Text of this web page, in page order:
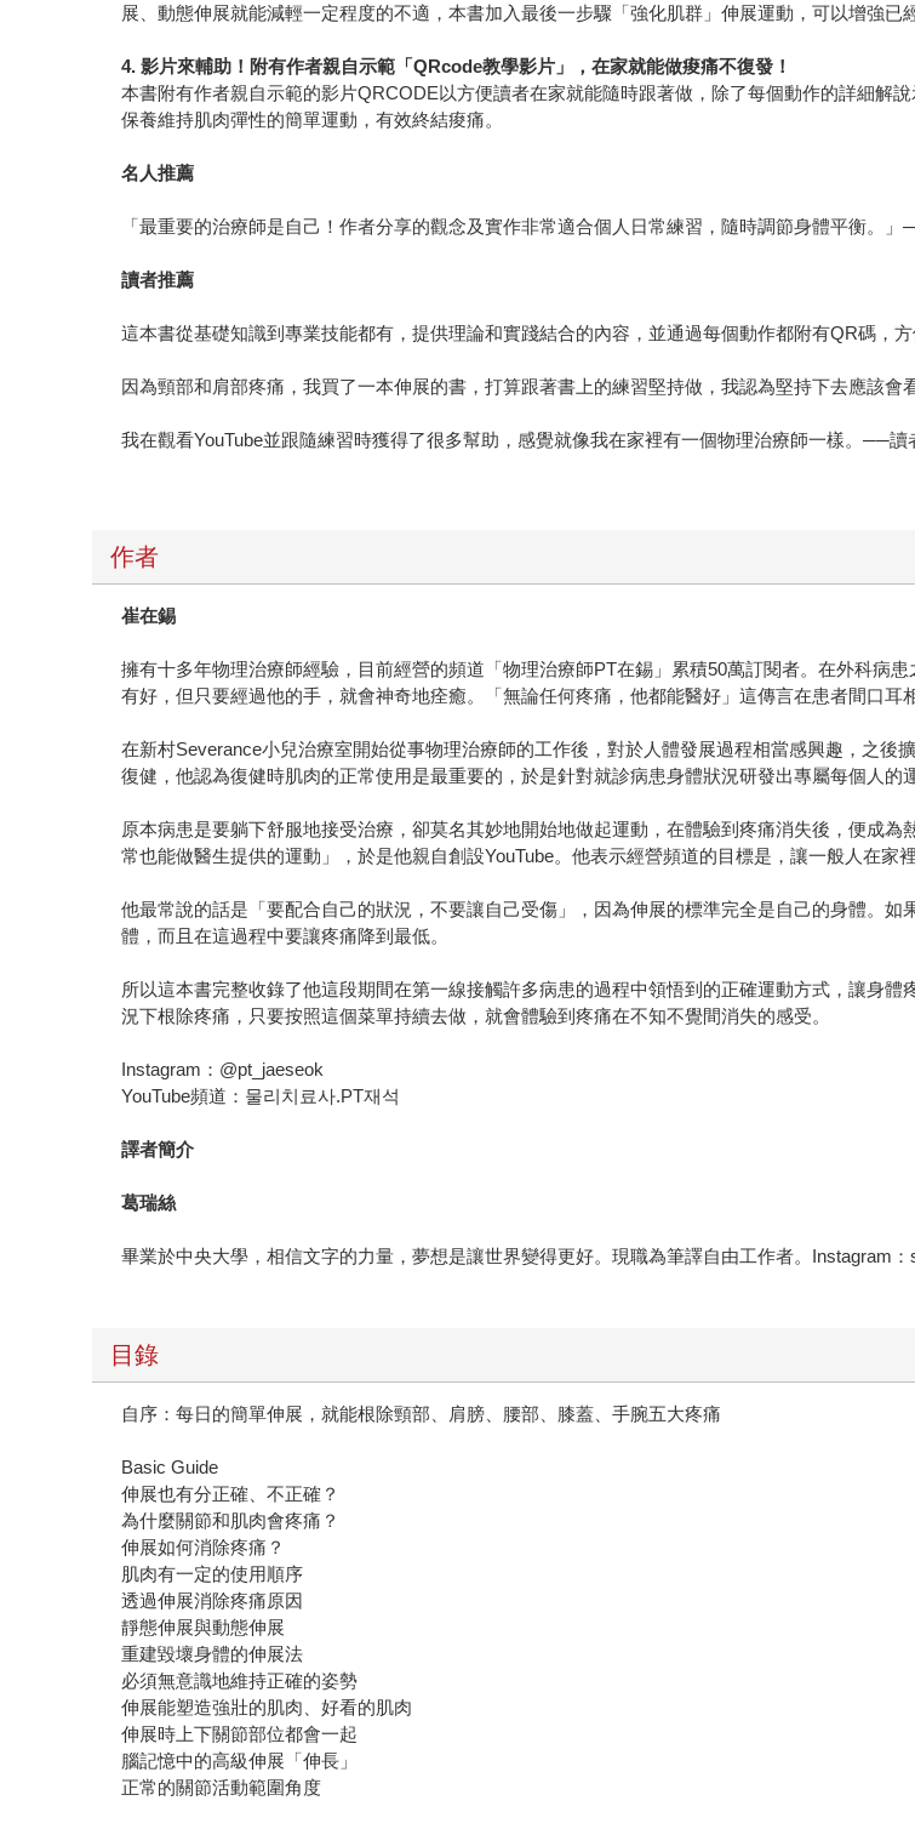
展、動態伸展就能減輕一定程度的不適，本書加入最後一步驟「強化肌群」伸展運動，可以增強已
4.影片來輔助！附有作者親自示範「QRcode教學影片」，在家就能做痠痛不復發！
本書附有作者親自示範的影片QRCODE以方便讀者在家就能隨時跟著做，除了每個動作的詳細解
保養維持肌肉彈性的簡單運動，有效終結痠痛。
名人推薦
「最重要的治療師是自己！作者分享的觀念及實作非常適合個人日常練習，隨時調節身體平衡。
讀者推薦
這本書從基礎知識到專業技能都有，提供理論和實踐結合的內容，並通過每個動作都附有QR碼，
因為頸部和肩部疼痛，我買了一本伸展的書，打算跟著書上的練習堅持做，我認為堅持下去應該
我在觀看YouTube並跟隨練習時獲得了很多幫助，感覺就像我在家裡有一個物理治療師一樣。──讀
作者
崔在錫
擁有十多年物理治療師經驗，目前經營的頻道「物理治療師PT在錫」累積50萬訂閱者。在外科病
有好，但只要經過他的手，就會神奇地痊癒。「無論任何疼痛，他都能醫好」這傳言在患者間口耳
在新村Severance小兒治療室開始從事物理治療師的工作後，對於人體發展過程相當感興趣，之
復健，他認為復健時肌肉的正常使用是最重要的，於是針對就診病患身體狀況研發出專屬每個人的
原本病患是要躺下舒服地接受治療，卻莫名其妙地開始地做起運動，在體驗到疼痛消失後，便成
常也能做醫生提供的運動」，於是他親自創設YouTube。他表示經營頻道的目標是，讓一般人在家
他最常說的話是「要配合自己的狀況，不要讓自己受傷」，因為伸展的標準完全是自己的身體。
體，而且在這過程中要讓疼痛降到最低。
所以這本書完整收錄了他這段期間在第一線接觸許多病患的過程中領悟到的正確運動方式，讓身
況下根除疼痛，只要按照這個菜單持續去做，就會體驗到疼痛在不知不覺間消失的感受。
Instagram：@pt_jaeseok
YouTube頻道：물리치료사.PT재석
譯者簡介
葛瑞絲
畢業於中央大學，相信文字的力量，夢想是讓世界變得更好。現職為筆譯自由工作者。Instagram：
目錄
自序：每日的簡單伸展，就能根除頸部、肩膀、腰部、膝蓋、手腕五大疼痛
Basic Guide
伸展也有分正確、不正確？
為什麼關節和肌肉會疼痛？
伸展如何消除疼痛？
肌肉有一定的使用順序
透過伸展消除疼痛原因
靜態伸展與動態伸展
重建毀壞身體的伸展法
必須無意識地維持正確的姿勢
伸展能塑造強壯的肌肉、好看的肌肉
伸展時上下關節部位都會一起
腦記憶中的高級伸展「伸長」
正常的關節活動範圍角度